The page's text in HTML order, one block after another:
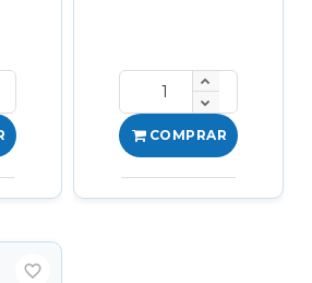
COMPRAR
favorite_border